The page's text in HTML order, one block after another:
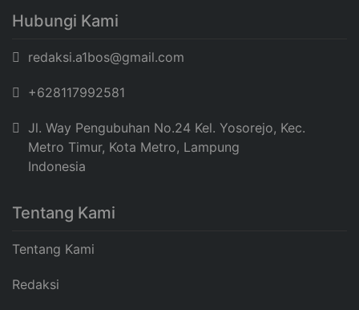
Hubungi Kami
redaksi.a1bos@gmail.com
+628117992581
Jl. Way Pengubuhan No.24 Kel. Yosorejo, Kec.
Metro Timur, Kota Metro, Lampung
Indonesia
Tentang Kami
Tentang Kami
Redaksi